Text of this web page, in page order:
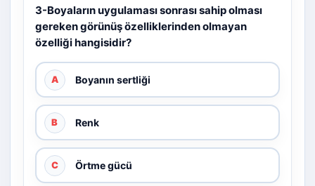
3-Boyaların uygulaması sonrası sahip olması
gereken görünüş özelliklerinden olmayan
özelliği hangisidir?
A Boyanın sertliği
B Renk
C Örtme gücü